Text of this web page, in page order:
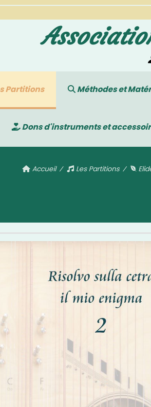
Partitions Méthodes et
Dons d'instruments et
Accueil Les Partitions